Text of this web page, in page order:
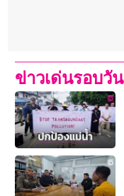
ข่าวเด่นรอบวัน